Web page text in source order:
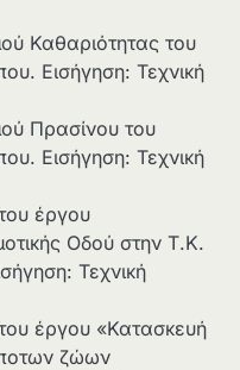
Καθαριότητας του
Εισήγηση: Τεχνική
Πρασίνου του
Εισήγηση: Τεχνική
έργου
Οδού στην Τ.Κ.
Τεχνική
έργου «Κατασκευή
ζώων